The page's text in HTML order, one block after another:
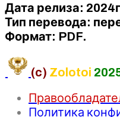
Дата релиза:
Тип перевода:
Формат: PDF.
(c) Zolotoi
Политика